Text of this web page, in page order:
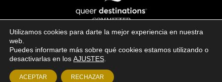
Copyright © 2026 · todos los derechos reservados
Utilizamos cookies para darte la mejor experiencia en nuestra
web.
Puedes informarte más sobre qué cookies estamos utilizando o
desactivarlas en los AJUSTES
ACEPTAR RECHAZAR